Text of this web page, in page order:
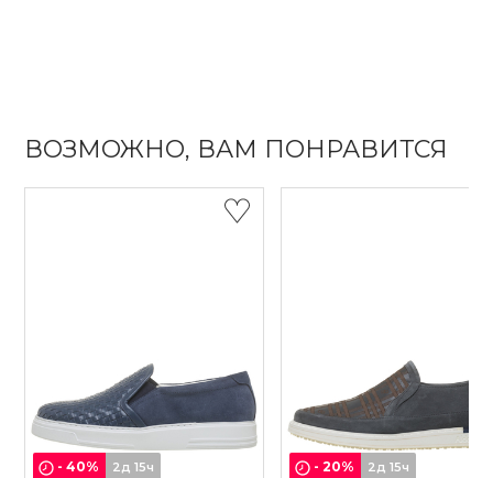
ВОЗМОЖНО, ВАМ ПОНРАВИТСЯ
-40% 2д 15ч -20% 2д 15ч